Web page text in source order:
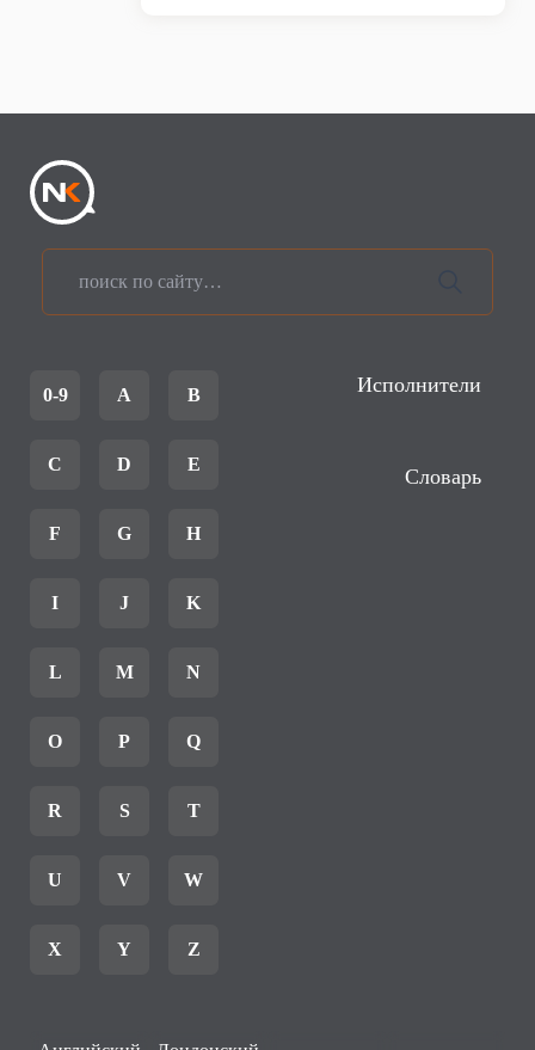
0-9 A B
C D E
F G H
I J K
L M N
O P Q
R S T
U V W
X Y Z
Исполнители
Словарь